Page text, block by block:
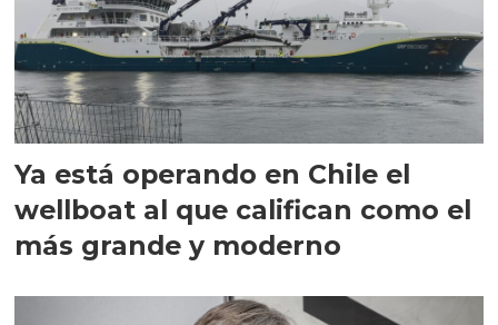
Ya está operando en Chile el
wellboat al que califican como el
más grande y moderno